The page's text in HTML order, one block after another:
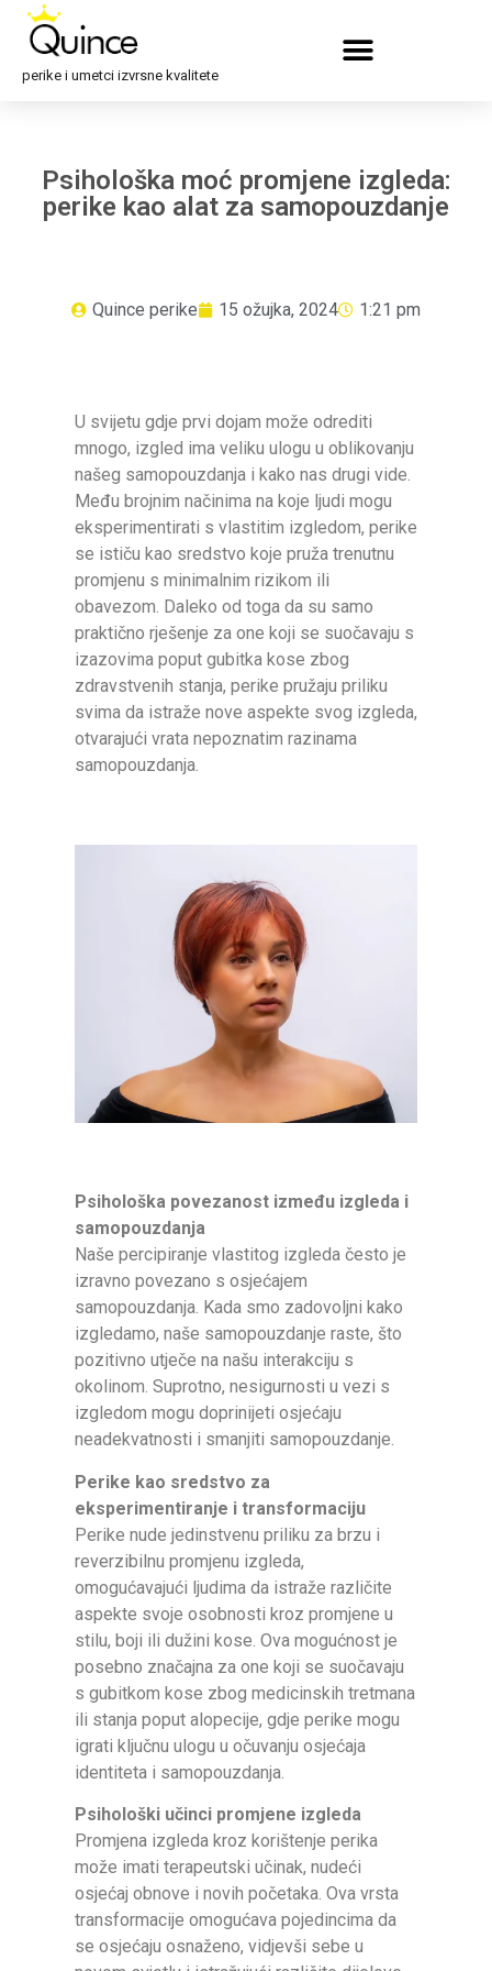
perike i umetci izvrsne kvalitete
Psihološka moć promjene izgleda:
perike kao alat za samopouzdanje
Quince perike 15 ožujka, 2024 1:21 pm
U svijetu gdje prvi dojam može odrediti
mnogo, izgled ima veliku ulogu u oblikovanju
našeg samopouzdanja i kako nas drugi vide.
Među brojnim načinima na koje ljudi mogu
eksperimentirati s vlastitim izgledom, perike
se ističu kao sredstvo koje pruža trenutnu
promjenu s minimalnim rizikom ili
obavezom. Daleko od toga da su samo
praktično rješenje za one koji se suočavaju s
izazovima poput gubitka kose zbog
zdravstvenih stanja, perike pružaju priliku
svima da istraže nove aspekte svog izgleda,
otvarajući vrata nepoznatim razinama
samopouzdanja.
Psihološka povezanost između izgleda i
samopouzdanja
Naše percipiranje vlastitog izgleda često je
izravno povezano s osjećajem
samopouzdanja. Kada smo zadovoljni kako
izgledamo, naše samopouzdanje raste, što
pozitivno utječe na našu interakciju s
okolinom. Suprotno, nesigurnosti u vezi s
izgledom mogu doprinijeti osjećaju
neadekvatnosti i smanjiti samopouzdanje.
Perike kao sredstvo za
eksperimentiranje i transformaciju
Perike nude jedinstvenu priliku za brzu i
reverzibilnu promjenu izgleda,
omogućavajući ljudima da istraže različite
aspekte svoje osobnosti kroz promjene u
stilu, boji ili dužini kose. Ova mogućnost je
posebno značajna za one koji se suočavaju
s gubitkom kose zbog medicinskih tretmana
ili stanja poput alopecije, gdje perike mogu
igrati ključnu ulogu u očuvanju osjećaja
identiteta i samopouzdanja.
Psihološki učinci promjene izgleda
Promjena izgleda kroz korištenje perika
može imati terapeutski učinak, nudeći
osjećaj obnove i novih početaka. Ova vrsta
transformacije omogućava pojedincima da
se osjećaju osnaženo, vidjevši sebe u